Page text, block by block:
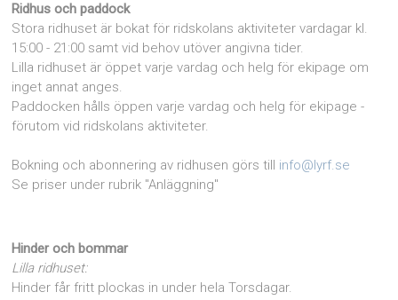
Ridhus och paddock
Stora ridhuset är bokat för ridskolans aktiviteter vardagar kl.
15:00 - 21:00 samt vid behov utöver angivna tider.
Lilla ridhuset är öppet varje vardag och helg för ekipage om
inget annat anges.
Paddocken hålls öppen varje vardag och helg för ekipage -
förutom vid ridskolans aktiviteter.
Bokning och abonnering av ridhusen görs till info@lyrf.se
Se priser under rubrik "Anläggning"
Hinder och bommar
Lilla ridhuset:
Hinder får fritt plockas in under hela Torsdagar.